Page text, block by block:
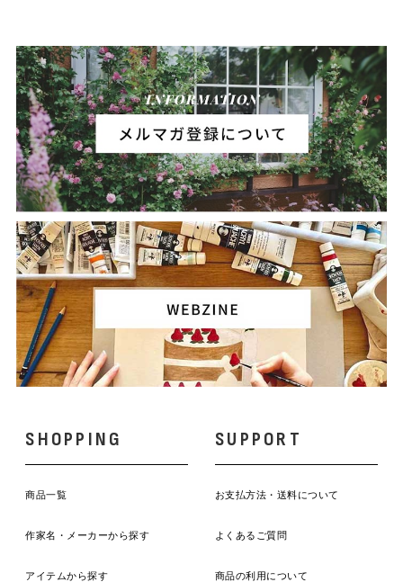
SHOPPING
商品一覧
作家名・メーカーから探す
アイテムから探す
SUPPORT
お支払方法・送料について
よくあるご質問
商品の利用について